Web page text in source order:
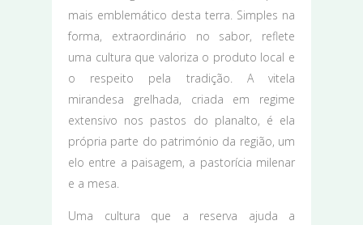
mais emblemático desta terra. Simples na
forma, extraordinário no sabor, reflete
uma cultura que valoriza o produto local e
o respeito pela tradição. A vitela
mirandesa grelhada, criada em regime
extensivo nos pastos do planalto, é ela
própria parte do património da região, um
elo entre a paisagem, a pastorícia milenar
e a mesa.
Uma cultura que a reserva ajuda a